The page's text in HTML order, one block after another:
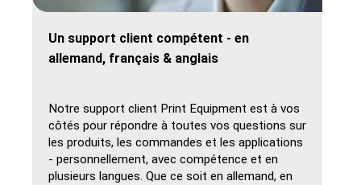
Un support client compétent - en
allemand, français & anglais
Notre support client Print Equipment est à vos
côtés pour répondre à toutes vos questions sur
les produits, les commandes et les applications
- personnellement, avec compétence et en
plusieurs langues. Que ce soit en allemand, en